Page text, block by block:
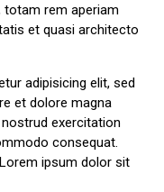
totam rem aperiam
et quasi architecto
adipisicing elit, sed
et dolore magna
exercitation
consequat.
ipsum dolor sit